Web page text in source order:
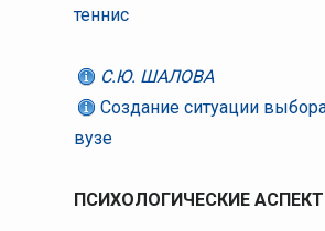
теннис
С.Ю. ШАЛОВА
Создание ситуации
вузе
ПСИХОЛОГИЧЕСКИЕ